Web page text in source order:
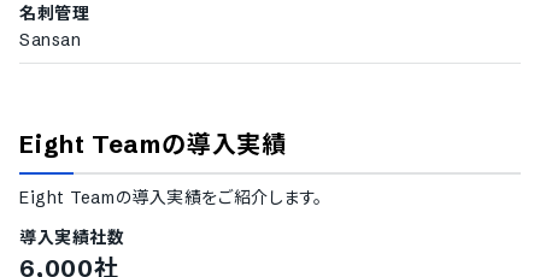
名刺管理
Sansan
Eight Teamの導入実績
Eight Teamの導入実績をご紹介します。
導入実績社数
6,000社